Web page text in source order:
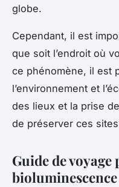
globe.
Cependant, il est
que soit l’endroit où
ce phénomène, il est
l’environnement et
des lieux et la prise
de préserver ces
Guide de
bioluminescence